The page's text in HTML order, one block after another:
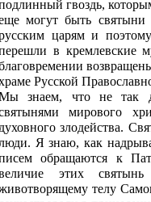
гвоздь,
могут быть
царям и
в кремлевские
Русской
знаем, что не так
мирового
злодейства.
Я знаю, как
обращаются к
этих
телу